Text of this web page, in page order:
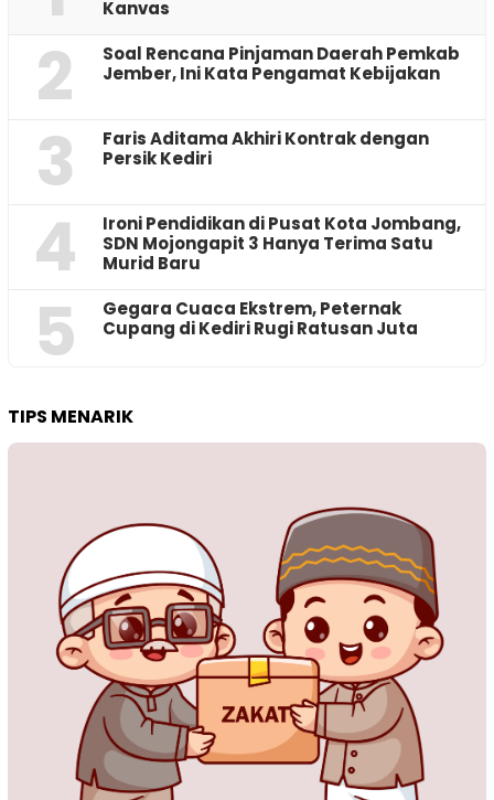
Kanvas
2
‎Soal Rencana Pinjaman Daerah Pemkab
Jember, Ini Kata Pengamat Kebijakan ‎
3
Faris Aditama Akhiri Kontrak dengan
Persik Kediri
4
Ironi Pendidikan di Pusat Kota Jombang,
SDN Mojongapit 3 Hanya Terima Satu
Murid Baru
5
‎Gegara Cuaca Ekstrem, Peternak
Cupang di Kediri Rugi Ratusan Juta
TIPS MENARIK